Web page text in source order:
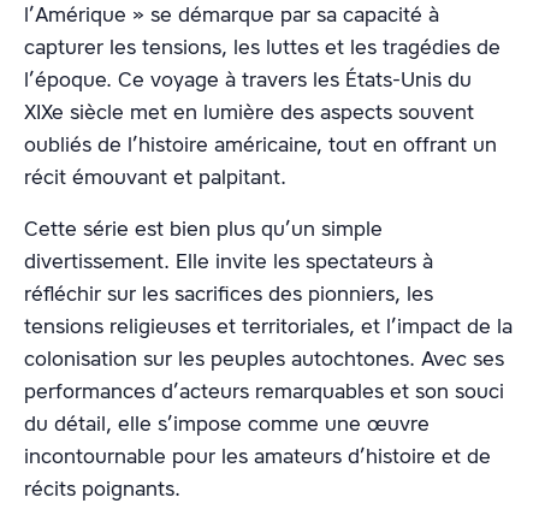
l’Amérique » se démarque par sa capacité à
capturer les tensions, les luttes et les tragédies de
l’époque. Ce voyage à travers les États-Unis du
XIXe siècle met en lumière des aspects souvent
oubliés de l’histoire américaine, tout en offrant un
récit émouvant et palpitant.
Cette série est bien plus qu’un simple
divertissement. Elle invite les spectateurs à
réfléchir sur les sacrifices des pionniers, les
tensions religieuses et territoriales, et l’impact de la
colonisation sur les peuples autochtones. Avec ses
performances d’acteurs remarquables et son souci
du détail, elle s’impose comme une œuvre
incontournable pour les amateurs d’histoire et de
récits poignants.